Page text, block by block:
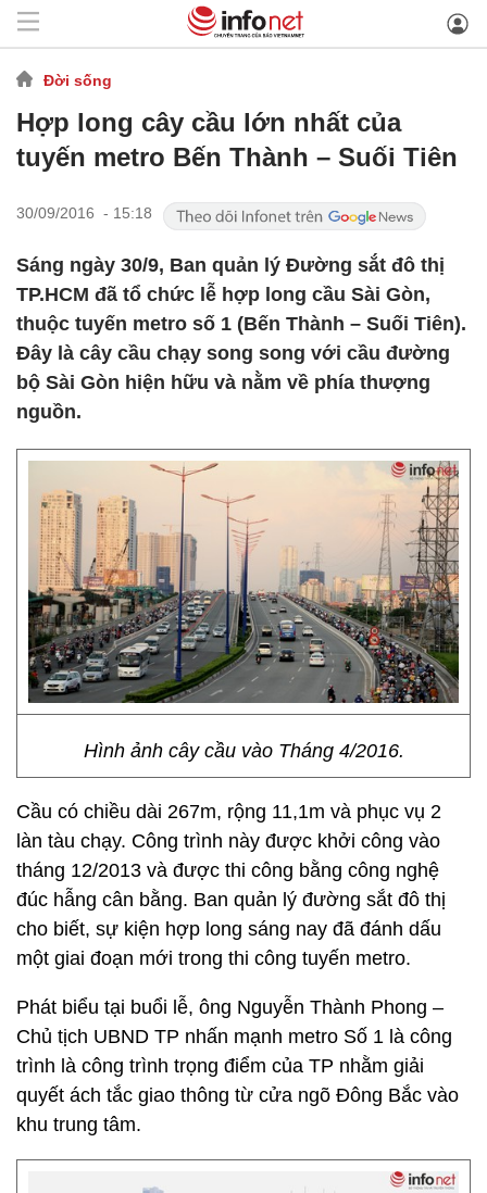
Đời sống
Hợp long cây cầu lớn nhất của
tuyến metro Bến Thành – Suối Tiên
30/09/2016 - 15:18
Sáng ngày 30/9, Ban quản lý Đường sắt đô thị
TP.HCM đã tổ chức lễ hợp long cầu Sài Gòn,
thuộc tuyến metro số 1 (Bến Thành – Suối Tiên).
Đây là cây cầu chạy song song với cầu đường
bộ Sài Gòn hiện hữu và nằm về phía thượng
nguồn.
Hình ảnh cây cầu vào Tháng 4/2016.
Cầu có chiều dài 267m, rộng 11,1m và phục vụ 2
làn tàu chạy. Công trình này được khởi công vào
tháng 12/2013 và được thi công bằng công nghệ
đúc hẫng cân bằng. Ban quản lý đường sắt đô thị
cho biết, sự kiện hợp long sáng nay đã đánh dấu
một giai đoạn mới trong thi công tuyến metro.
Phát biểu tại buổi lễ, ông Nguyễn Thành Phong –
Chủ tịch UBND TP nhấn mạnh metro Số 1 là công
trình là công trình trọng điểm của TP nhằm giải
quyết ách tắc giao thông từ cửa ngõ Đông Bắc vào
khu trung tâm.